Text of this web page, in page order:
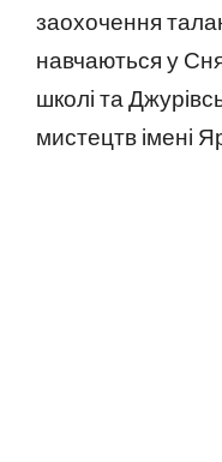
заохочення
навчаються у
школі та
мистецтв імені